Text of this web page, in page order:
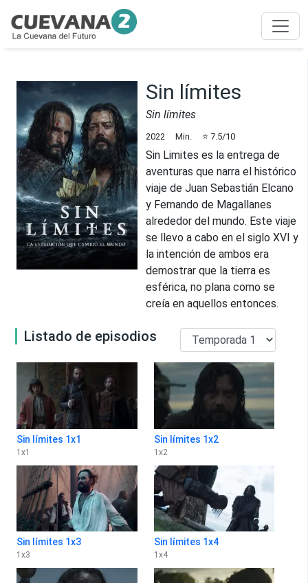
Sin límites
Sin límites
2022 Min. ⭐ 7.5/10
Sin Limites es la entrega de
aventuras que narra el histórico
viaje de Juan Sebastián Elcano
y Fernando de Magallanes
alrededor del mundo. Este viaje
se llevo a cabo en el siglo XVI y
la intención de ambos era
demostrar que la tierra es
esférica, no plana como se
creía en aquellos entonces.
Listado de episodios
Sin límites 1x1
1 x1
Sin límites 1x2
1 x2
Sin límites 1x3
1 x3
Sin límites 1x4
1 x4